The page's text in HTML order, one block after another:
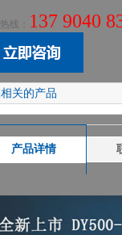
线： 137 9040
关的产品
产品详情